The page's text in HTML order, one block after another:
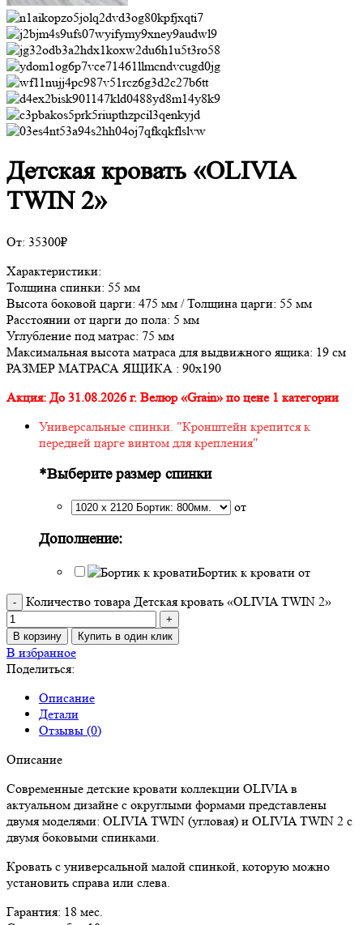
Детская кровать «OLIVIA
TWIN 2»
От: 35300₽
Характеристики:
Толщина спинки: 55 мм
Высота боковой царги: 475 мм / Толщина царги: 55 мм
Расстоянии от царги до пола: 5 мм
Углубление под матрас: 75 мм
Максимальная высота матраса для выдвижного ящика: 19 см
РАЗМЕР МАТРАСА ЯЩИКА : 90х190
Акция: До 31.08.2026 г. Велюр «Grain» по цене 1 категории
Универсальные спинки. "Кронштейн крепится к
передней царге винтом для крепления"
*Выберите размер спинки
от
Дополнение:
Бортик к кровати от
Количество товара Детская кровать «OLIVIA TWIN 2»
В корзину Купить в один клик
В избранное
Поделиться:
Описание
Детали
Отзывы (0)
Описание
Современные детские кровати коллекции OLIVIA в
актуальном дизайне с округлыми формами представлены
двумя моделями: OLIVIA TWIN (угловая) и OLIVIA TWIN 2 с
двумя боковыми спинками.
Кровать с универсальной малой спинкой, которую можно
установить справа или слева.
Гарантия: 18 мес.